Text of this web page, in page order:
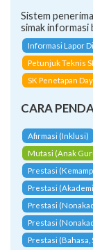
Sistem
simak informasi
Informasi Lapor
Petunjuk Teknis
SK Penetapan
CARA
Afirmasi (Inklusi)
Mutasi (Anak
Prestasi
Prestasi
Prestasi
Prestasi
Prestasi